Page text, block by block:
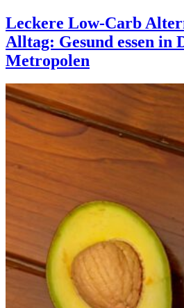
Leckere Low-Carb
Alltag: Gesund essen in
Metropolen